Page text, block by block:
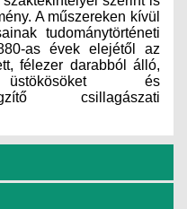
A műszereken kívül
tudománytörténeti
as évek elejétől az
félezer darabból álló,
üstökösöket és
csillagászati